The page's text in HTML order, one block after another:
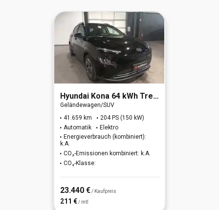
Hyundai Kona 64 kWh Trend-Paket Elektro 2WD
Geländewagen/SUV
41.659 km
204 PS (150 kW)
Automatik
Elektro
Energieverbrauch (kombiniert):
k.A.
CO₂-Emissionen kombiniert: k.A.
CO₂-Klasse:
23.440 € / Kaufpreis
211 € / mtl